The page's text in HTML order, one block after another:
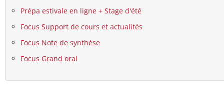
Prépa estivale en ligne + Stage d'été
Focus Support de cours et actualités
Focus Note de synthèse
Focus Grand oral